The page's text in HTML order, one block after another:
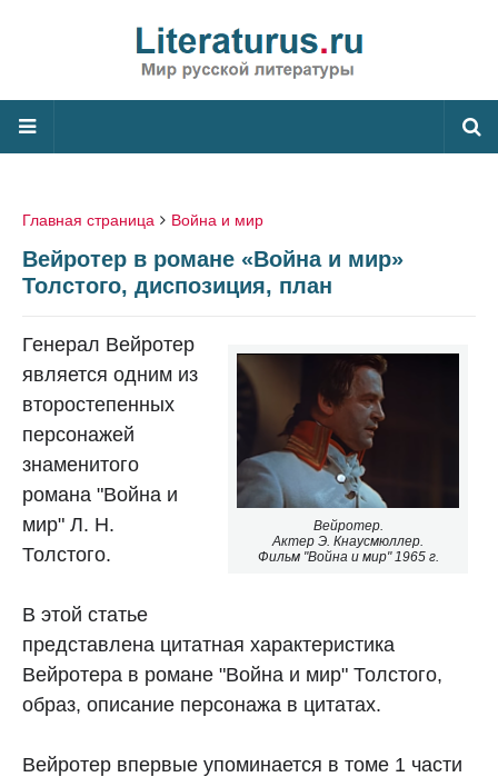
Главная страница Война и мир
Вейротер в романе «Война и мир»
Толстого, диспозиция, план
Вейротер.
Актер Э. Кнаусмюллер.
Фильм "Война и мир" 1965 г.
Генерал Вейротер
является одним из
второстепенных
персонажей
знаменитого
романа "Война и
мир" Л. Н.
Толстого.
В этой статье
представлена цитатная характеристика
Вейротера в романе "Война и мир" Толстого,
образ, описание персонажа в цитатах.
Вейротер впервые упоминается в томе 1 части